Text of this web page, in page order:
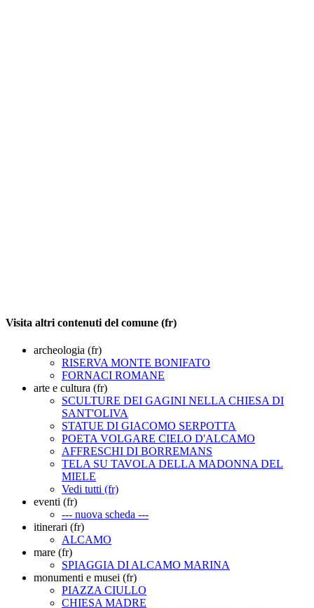
Visita altri contenuti del comune (fr)
archeologia (fr)
RISERVA MONTE BONIFATO
FORNACI ROMANE
arte e cultura (fr)
SCULTURE DEI GAGINI NELLA CHIESA DI
SANT'OLIVA
STATUE DI GIACOMO SERPOTTA
POETA VOLGARE CIELO D'ALCAMO
AFFRESCHI DI BORREMANS
TELA SU TAVOLA DELLA MADONNA DEL
MIELE
Vedi tutti (fr)
eventi (fr)
--- nuova scheda ---
itinerari (fr)
ALCAMO
mare (fr)
SPIAGGIA DI ALCAMO MARINA
monumenti e musei (fr)
PIAZZA CIULLO
CHIESA MADRE